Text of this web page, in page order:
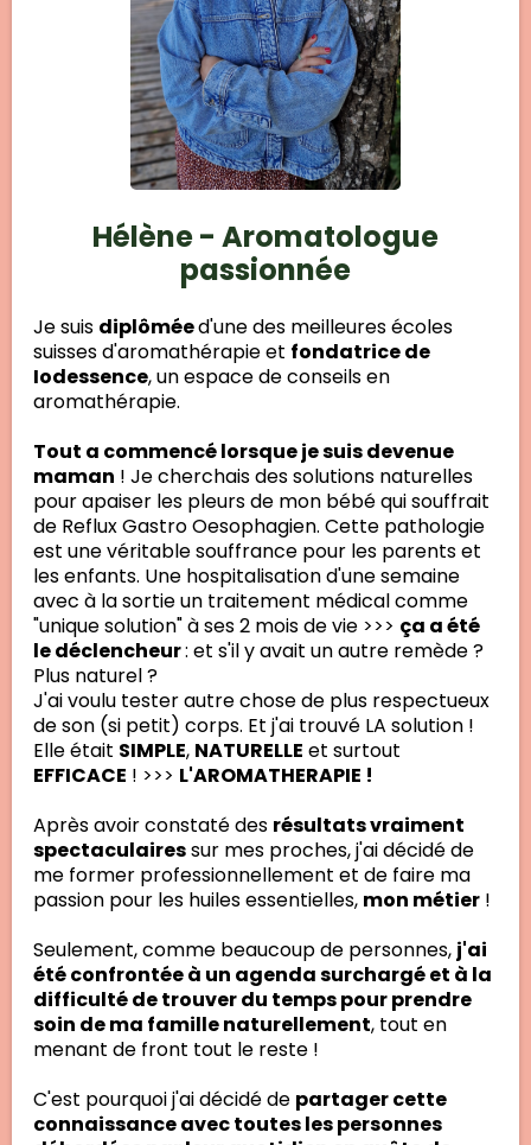
Hélène - Aromatologue
passionnée
Je suis diplôméed'une des meilleures écoles
suisses d'aromathérapie et fondatrice de
Iodessence, un espace de conseils en
aromathérapie.
Tout a commencé lorsque je suis devenue
maman ! Je cherchais des solutions naturelles
pour apaiser les pleurs de mon bébé qui souffrait
de Reflux Gastro Oesophagien. Cette pathologie
est une véritable souffrance pour les parents et
les enfants. Une hospitalisation d'une semaine
avec à la sortie un traitement médical comme
"unique solution" à ses 2 mois de vie >>> ça a été
le déclencheur: et s'il y avait un autre remède ?
Plus naturel ?
J'ai voulu tester autre chose de plus respectueux
de son (si petit) corps. Et j'ai trouvé LA solution !
Elle était SIMPLE, NATURELLE et surtout
EFFICACE ! >>> L'AROMATHERAPIE !
Après avoir constaté des résultats vraiment
spectaculairessur mes proches, j'ai décidé de
me former professionnellement et de faire ma
passion pour les huiles essentielles, mon métier !
Seulement, comme beaucoup de personnes, j'ai
été confrontée à un agenda surchargé et à la
difficulté de trouver du temps pour prendre
soin de ma famille naturellement, tout en
menant de front tout le reste !
C'est pourquoi j'ai décidé de partager cette
connaissance avec toutes les personnes